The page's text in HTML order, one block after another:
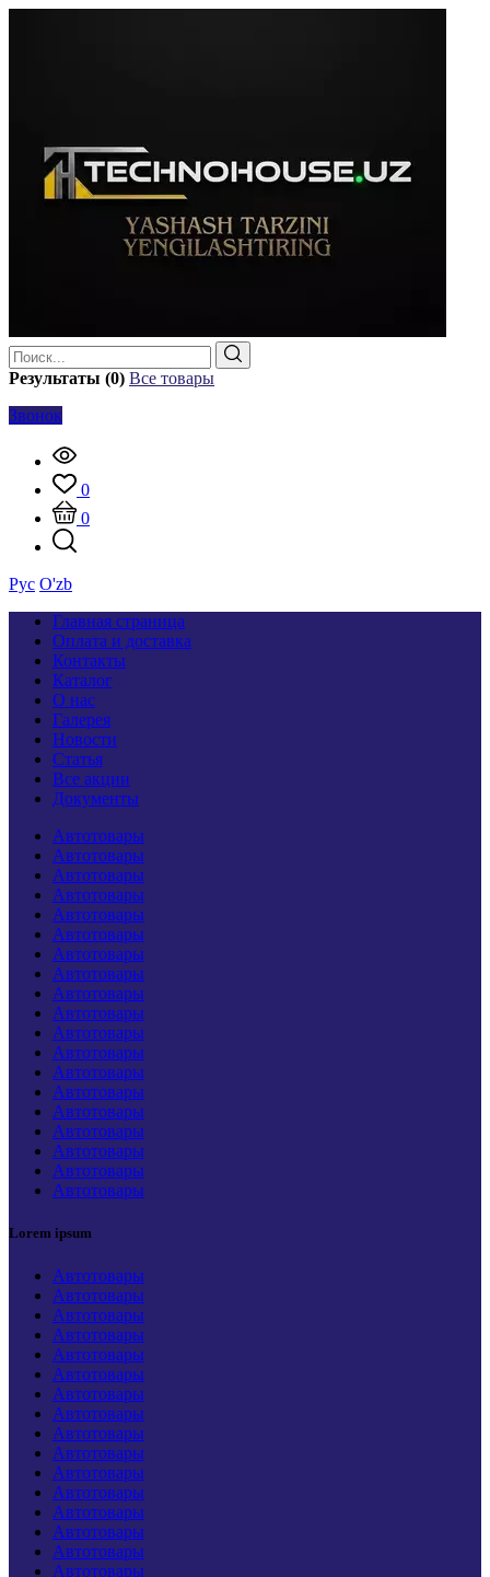
Результаты (0) Все товары
Звонок
0
0
Рус O'zb
Главная страница
Оплата и доставка
Контакты
Каталог
О нас
Галерея
Новости
Статья
Все акции
Документы
Автотовары
Автотовары
Автотовары
Автотовары
Автотовары
Автотовары
Автотовары
Автотовары
Автотовары
Автотовары
Автотовары
Автотовары
Автотовары
Автотовары
Автотовары
Автотовары
Автотовары
Автотовары
Автотовары
Lorem ipsum
Автотовары
Автотовары
Автотовары
Автотовары
Автотовары
Автотовары
Автотовары
Автотовары
Автотовары
Автотовары
Автотовары
Автотовары
Автотовары
Автотовары
Автотовары
Автотовары